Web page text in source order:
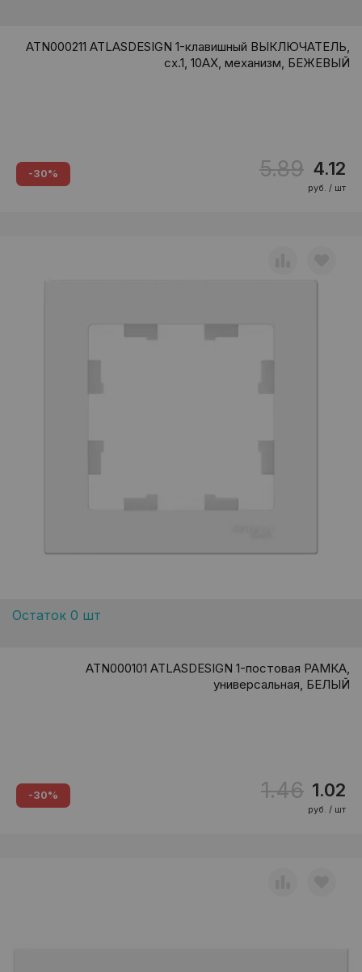
ATN000211 ATLASDESIGN 1-клавишный ВЫКЛЮЧАТЕЛЬ,
сх.1, 10АХ, механизм, БЕЖЕВЫЙ
-30% 5.89 4.12
руб. / шт
Остаток 0 шт
ATN000101 ATLASDESIGN 1-постовая РАМКА,
универсальная, БЕЛЫЙ
-30% 1.46 1.02
руб. / шт